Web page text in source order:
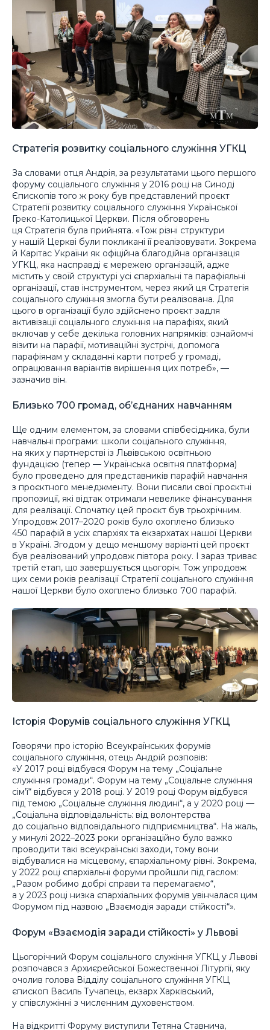
Стратегія розвитку соціального служіння УГКЦ
За словами отця Андрія, за результатами цього першого
форуму соціального служіння у 2016 році на Синоді
Єпископів того ж року був представлений проєкт
Стратегії розвитку соціального служіння Української
Греко-Католицької Церкви. Після обговорень
ця Стратегія була прийнята. «Тож різні структури
у нашій Церкві були покликані її реалізовувати. Зокрема
й Карітас України як офіційна благодійна організація
УГКЦ, яка насправді є мережею організацій, адже
містить у своїй структурі усі єпархіальні та парафіяльні
організації, став інструментом, через який ця Стратегія
соціального служіння змогла бути реалізована. Для
цього в організації було здійснено проєкт задля
активізації соціального служіння на парафіях, який
включав у себе декілька головних напрямків: ознайомчі
візити на парафії, мотиваційні зустрічі, допомога
парафіянам у складанні карти потреб у громаді,
опрацювання варіантів вирішення цих потреб», —
зазначив він.
Близько 700 громад, об’єднаних навчанням
Ще одним елементом, за словами співбесідника, були
навчальні програми: школи соціального служіння,
на яких у партнерстві із Львівською освітньою
фундацією (тепер — Українська освітня платформа)
було проведено для представників парафій навчання
з проєктного менеджменту. Вони писали свої проєктні
пропозиції, які відтак отримали невелике фінансування
для реалізації. Спочатку цей проєкт був трьохрічним.
Упродовж 2017–2020 років було охоплено близько
450 парафій в усіх єпархіях та екзархатах нашої Церкви
в Україні. Згодом у дещо меншому варіанті цей проєкт
був реалізований упродовж півтора року. І зараз триває
третій етап, що завершується цьогоріч. Тож упродовж
цих семи років реалізації Стратегії соціального служіння
нашої Церкви було охоплено близько 700 парафій.
Історія Форумів соціального служіння УГКЦ
Говорячи про історію Всеукраїнських форумів
соціального служіння, отець Андрій розповів:
«У 2017 році відбувся Форум на тему „Соціальне
служіння громади“. Форум на тему „Соціальне служіння
сім’ї“ відбувся у 2018 році. У 2019 році Форум відбувся
під темою „Соціальне служіння людині“, а у 2020 році —
„Соціальна відповідальність: від волонтерства
до соціально відповідального підприємництва“. На жаль,
у минулі 2022–2023 роки організаційно було важко
проводити такі всеукраїнські заходи, тому вони
відбувалися на місцевому, єпархіальному рівні. Зокрема,
у 2022 році єпархіальні форуми пройшли під гаслом:
„Разом робимо добрі справи та перемагаємо“,
а у 2023 році низка єпархіальних форумів увінчалася цим
Форумом під назвою „Взаємодія заради стійкості“».
Форум «Взаємодія заради стійкості» у Львові
Цьогорічний Форум соціального служіння УГКЦ у Львові
розпочався з Архиєрейської Божественної Літургії, яку
очолив голова Відділу соціального служіння УГКЦ
єпископ Василь Тучапець, екзарх Харківський,
у співслужінні з численним духовенством.
На відкритті Форуму виступили Тетяна Ставнича,